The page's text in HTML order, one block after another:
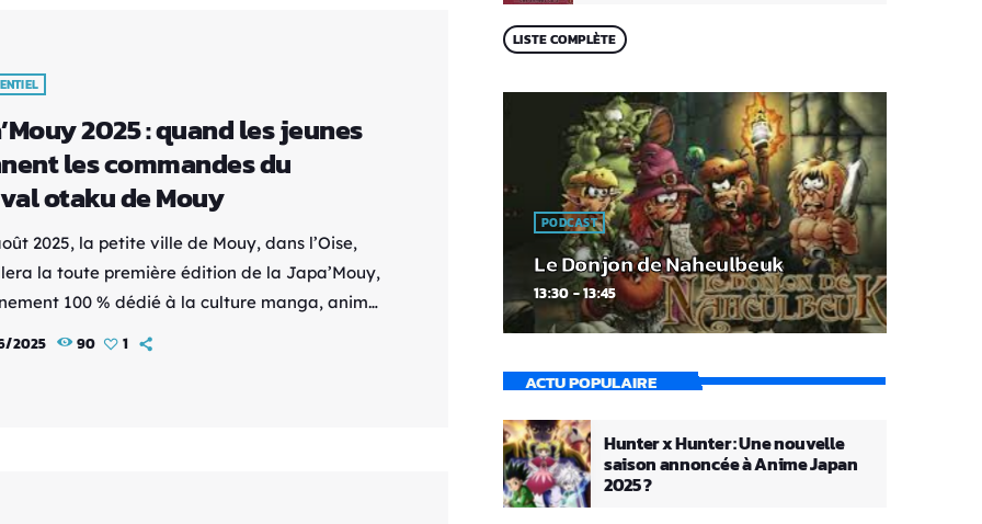
2025 : quand les jeunes
les commandes du
otaku de Mouy
2025, la petite ville de Mouy, dans l’Oise,
la toute première édition de la Japa’Mouy,
100 % dédié à la culture manga, anime,
et pop culture japonaise. Et la particularité de
2025 90 1
LISTE COMPLÈTE
PODCAST
Le Donjon de Naheulbeuk
13:30 - 13:45
ACTU POPULAIRE
Hunter x Hunter : Une nouvelle
saison annoncée à Anime Japan
2025 ?